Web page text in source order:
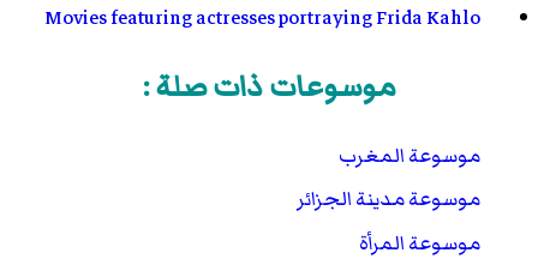
Movies featuring actresses portraying Frida Kahlo
موسوعات ذات صلة :
موسوعة المغرب
موسوعة مدينة الجزائر
موسوعة المرأة